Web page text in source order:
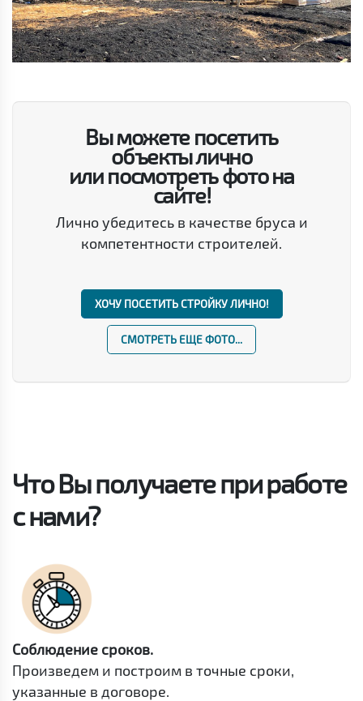
Вы можете посетить
объекты лично
или посмотреть фото на
сайте!
Лично убедитесь в качестве бруса и
компетентности строителей.
ХОЧУ ПОСЕТИТЬ СТРОЙКУ ЛИЧНО!
СМОТРЕТЬ ЕЩЕ ФОТО...
Что Вы получаете при работе
с нами?
Соблюдение сроков.
Произведем и построим в точные сроки,
указанные в договоре.